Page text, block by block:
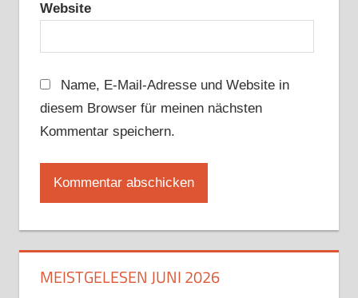
Website
Name, E-Mail-Adresse und Website in
diesem Browser für meinen nächsten
Kommentar speichern.
MEISTGELESEN JUNI 2026